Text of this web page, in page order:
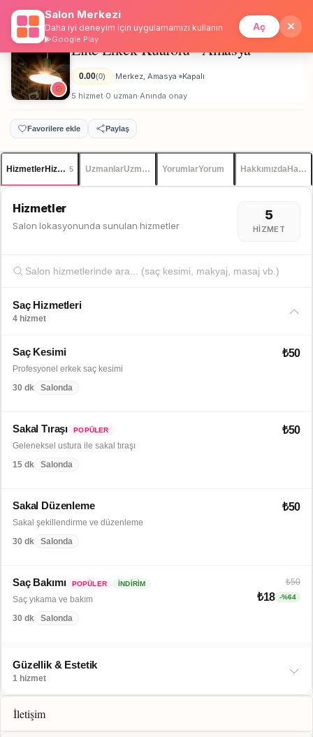
İstanbul Giriş Üye Ol
Anasayfa / Amasya / Elite Erkek Kuaförü - Amasya
Elite Erkek Kuaförü - Amasya
0.00(0) ·Merkez, Amasya· Kapalı
5 hizmet·0 uzman·Anında onay
Favorilere ekle Paylaş
HizmetlerHizmetler
5 UzmanlarUzmanlar YorumlarYorum Hakkımızda
Hizmetler
Salon lokasyonunda sunulan hizmetler
5
HIZMET
Saç Hizmetleri
4 hizmet
Saç Kesimi
Profesyonel erkek saç kesimi
30 dk
Salonda
₺50
Sakal Tıraşı POPÜLER
Geleneksel ustura ile sakal tıraşı
15 dk
Salonda
₺50
Sakal Düzenleme
Sakal şekillendirme ve düzenleme
30 dk
Salonda
₺50
Saç Bakımı POPÜLER İNDIRIM
Saç yıkama ve bakım
30 dk
Salonda
₺50
₺18 -%64
Güzellik & Estetik
1 hizmet
İletişim
Salon Merkezi
Daha iyi deneyim için uygulamamızı kullanın
Google Play
Aç